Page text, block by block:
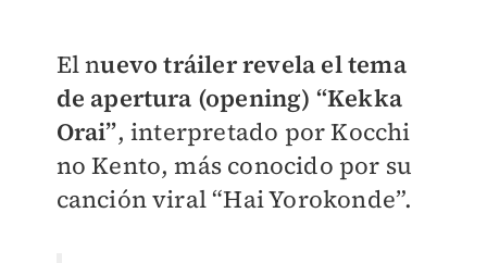
El nuevo tráiler revela el tema
de apertura (opening) “Kekka
Orai”, interpretado por Kocchi
no Kento, más conocido por su
canción viral “Hai Yorokonde”.